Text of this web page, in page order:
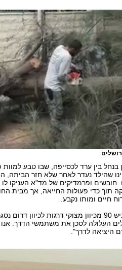
בנחל בין ערד לכסייפה, שבו טבע למוות
שהילד נעדר לאחר שלא חזר הביתה,
חובשים ופרמדיקים של מד"א העניקו לו
תוך כדי פעולות החייאה, אך מבית
חיים ומותו נקבע.
המשטרה הודיעה כי "כביש 90 מכיוון מצוקי דרגות
העלולה לסכן את משתמשי הדרך.
היציאה לדרך".